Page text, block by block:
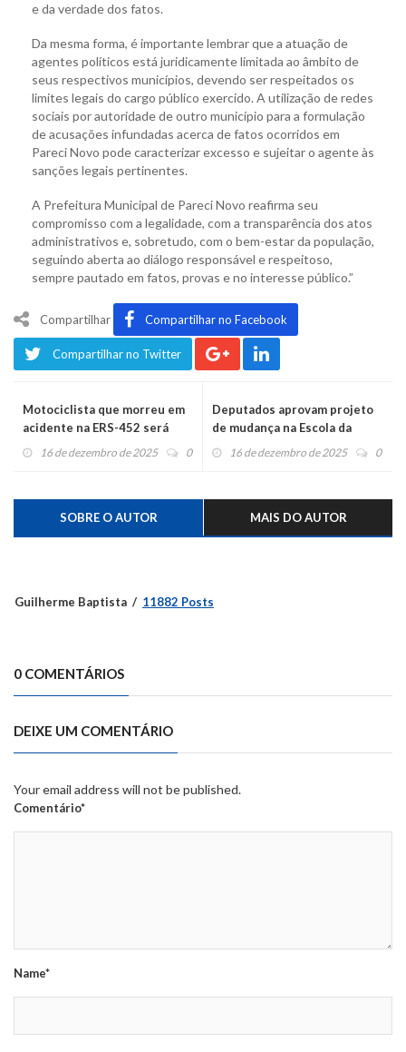
e da verdade dos fatos.
Da mesma forma, é importante lembrar que a atuação de
agentes políticos está juridicamente limitada ao âmbito de
seus respectivos municípios, devendo ser respeitados os
limites legais do cargo público exercido. A utilização de redes
sociais por autoridade de outro município para a formulação
de acusações infundadas acerca de fatos ocorridos em
Pareci Novo pode caracterizar excesso e sujeitar o agente às
sanções legais pertinentes.
A Prefeitura Municipal de Pareci Novo reafirma seu
compromisso com a legalidade, com a transparência dos atos
administrativos e, sobretudo, com o bem-estar da população,
seguindo aberta ao diálogo responsável e respeitoso,
sempre pautado em fatos, provas e no interesse público.”
Compartilhar Compartilhar no Facebook
Compartilhar no Twitter
Motociclista que morreu em
acidente na ERS-452 será
sepultado amanhã em Arroio
16 de dezembro de 2025 0
Deputados aprovam projeto
de mudança na Escola da
Brigada16 de dezembro de 2025 0
SOBRE O AUTOR MAIS DO AUTOR
Guilherme Baptista 11882 Posts
0 COMENTÁRIOS
DEIXE UM COMENTÁRIO
Your email address will not be published.
Comentário*
Name*